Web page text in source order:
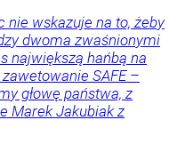
nie wskazuje na to, żeby
dwoma zwaśnionymi
największą hańbą na
SAFE –
głowę państwa, z
Marek Jakubiak z